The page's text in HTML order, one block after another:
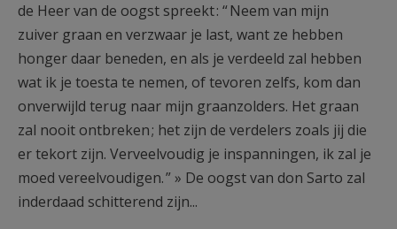
de Heer van de oogst spreekt : “ Neem van mijn
zuiver graan en verzwaar je last, want ze hebben
honger daar beneden, en als je verdeeld zal hebben
wat ik je toesta te nemen, of tevoren zelfs, kom dan
onverwijld terug naar mijn graanzolders. Het graan
zal nooit ontbreken ; het zijn de verdelers zoals jij die
er tekort zijn. Verveelvoudig je inspanningen, ik zal je
moed vereelvoudigen. ” » De oogst van don Sarto zal
inderdaad schitterend zijn...